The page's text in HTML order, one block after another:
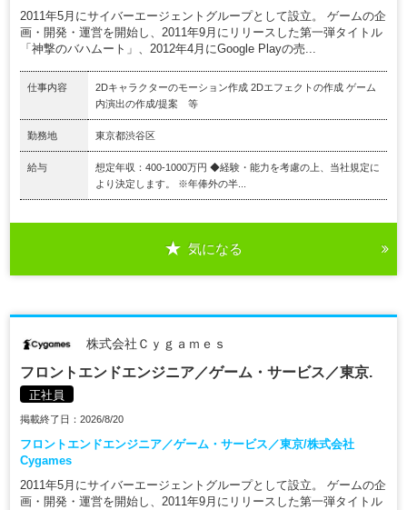
2011年5月にサイバーエージェントグループとして設立。 ゲームの企
画・開発・運営を開始し、2011年9月にリリースした第一弾タイトル
「神撃のバハムート」、2012年4月にGoogle Playの売...
仕事内容
2Dキャラクターのモーション作成 2Dエフェクトの作成 ゲーム
内演出の作成/提案 等
勤務地 東京都渋谷区
給与
想定年収：400-1000万円 ◆経験・能力を考慮の上、当社規定に
より決定します。 ※年俸外の半...
気になる
株式会社Ｃｙｇａｍｅｓ
フロントエンドエンジニア／ゲーム・サービス／東京.
正社員
掲載終了日：2026/8/20
フロントエンドエンジニア／ゲーム・サービス／東京/株式会社
Cygames
2011年5月にサイバーエージェントグループとして設立。 ゲームの企
画・開発・運営を開始し、2011年9月にリリースした第一弾タイトル